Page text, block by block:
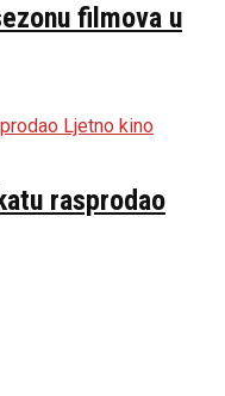
filmova u
rasprodao